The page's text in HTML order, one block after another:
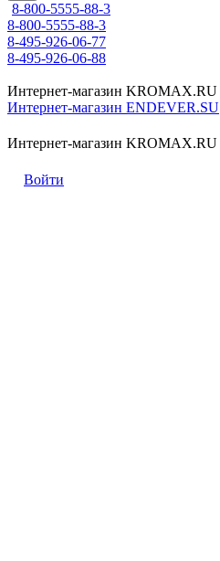
8-800-5555-88-3
8-800-5555-88-3
8-495-926-06-77
8-495-926-06-88
Интернет-магазин KROMAX.RU
Интернет-магазин ENDEVER.SU
Интернет-магазин KROMAX.RU
Войти